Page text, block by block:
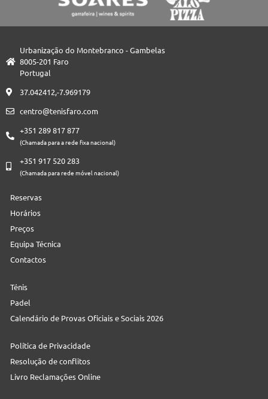
Urbanização do Montebranco - Gambelas
8005-201 Faro
Portugal
37.042412,-7.969179
centro@tenisfaro.com
+351 289 817 877
(Chamada para a rede fixa nacional)
+351 917 520 283
(Chamada para rede móvel nacional)
Reservas
Horários
Preços
Equipa Técnica
Contactos
Ténis
Padel
Calendário de Provas Oficiais e Sociais 2026
Política de Privacidade
Resolução de conflitos
Livro Reclamações Online